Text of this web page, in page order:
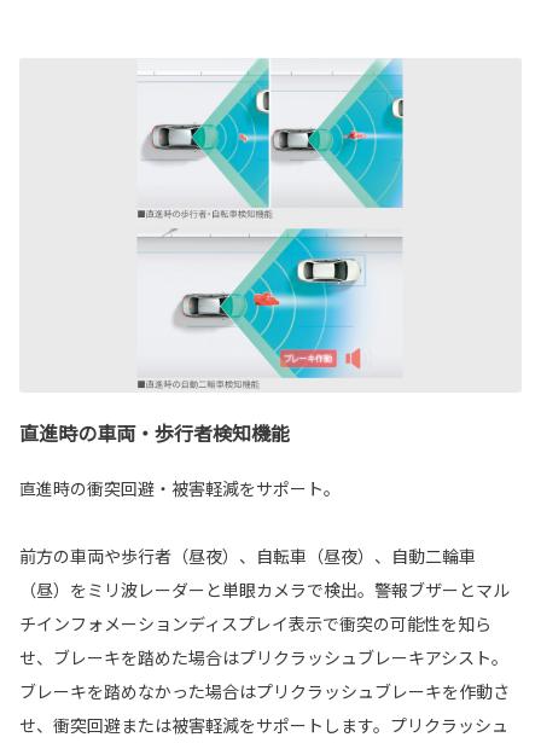
直進時の車両・歩行者検知機能
直進時の衝突回避・被害軽減をサポート。
前方の車両や歩行者（昼夜）、自転車（昼夜）、自動二輪車
（昼）をミリ波レーダーと単眼カメラで検出。警報ブザーとマル
チインフォメーションディスプレイ表示で衝突の可能性を知ら
せ、ブレーキを踏めた場合はプリクラッシュブレーキアシスト。
ブレーキを踏めなかった場合はプリクラッシュブレーキを作動さ
せ、衝突回避または被害軽減をサポートします。プリクラッシュ